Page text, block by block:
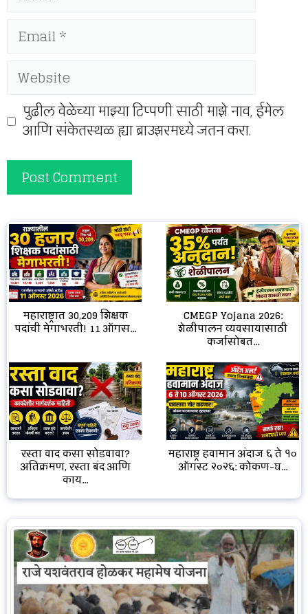
Email
Website
पुढील वेळेच्या माझ्या टिप्पणी साठी माझे नाव, ईमेल
आणि संकेतस्थळ ह्या ब्राउझरमध्ये जतन करा.
महाराष्ट्रात 30,209 शिक्षक
पदांची मेगाभरती! 11 ऑगस...
CMEGP Yojana 2026:
शेळीपालन व्यवसायासाठी
कर्जासोबत...
रस्ता वाद कसा सोडवावा?
अतिक्रमण, रस्ता बंद आणि
काय...
महाराष्ट्र हवामान अंदाज ६ ते १०
ऑगस्ट २०२६: कोकण-घ...